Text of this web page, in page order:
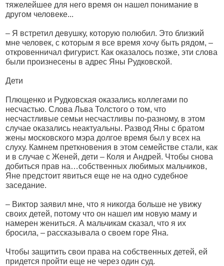
тяжелейшее для него время он нашел понимание в
другом человеке...
– Я встретил девушку, которую полюбил. Это близкий
мне человек, с которым я все время хочу быть рядом, –
откровенничал фигурист. Как оказалось позже, эти слова
были произнесены в адрес Яны Рудковской.
Дети
Плющенко и Рудковская оказались коллегами по
несчастью. Слова Льва Толстого о том, что
несчастливые семьи несчастливы по-разному, в этом
случае оказались неактуальны. Развод Яны с братом
жены московского мэра долгое время был у всех на
слуху. Камнем преткновения в этом семействе стали, как
и в случае с Женей, дети – Коля и Андрей. Чтобы снова
добиться прав на…собственных любимых мальчиков,
Яне предстоит явиться еще не на одно судебное
заседание.
– Виктор заявил мне, что я никогда больше не увижу
своих детей, потому что он нашел им новую маму и
намерен жениться. А мальчикам сказал, что я их
бросила, – рассказывала о своем горе Яна.
Чтобы защитить свои права на собственных детей, ей
придется пройти еще не через один суд.